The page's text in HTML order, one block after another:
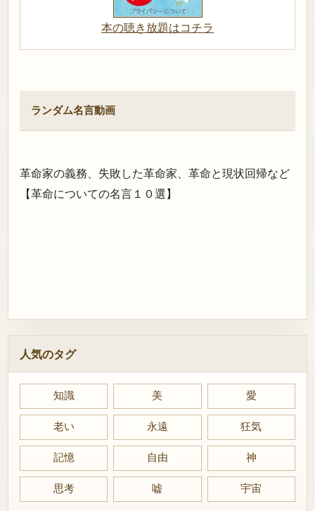
本の聴き放題はコチラ
ランダム名言動画
革命家の義務、失敗した革命家、革命と現状回帰など
【革命についての名言１０選】
人気のタグ
知識 美 愛
老い 永遠 狂気
記憶 自由 神
思考 嘘 宇宙